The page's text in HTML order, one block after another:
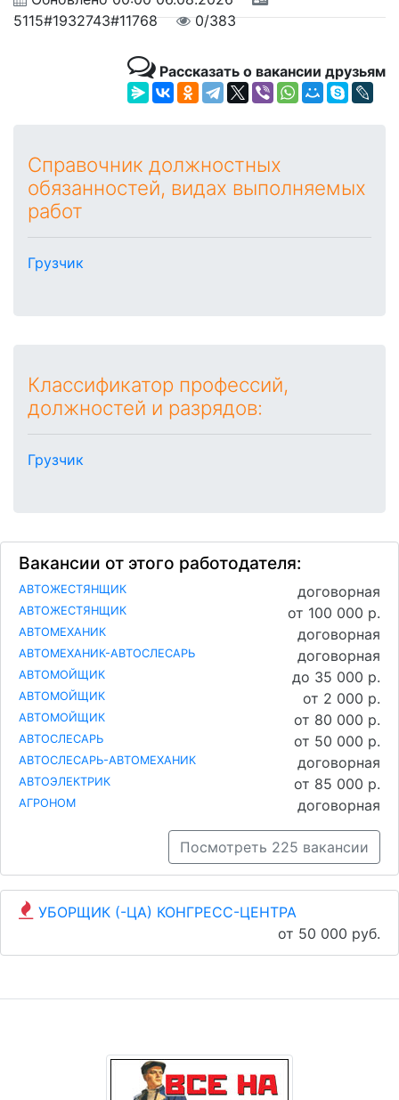
5115#1932743#11768
0/383
Рассказать о вакансии друзьям
Справочник должностных
обязанностей, видах выполняемых
работ
Грузчик
Классификатор профессий,
должностей и разрядов:
Грузчик
Вакансии от этого работодателя:
АВТОЖЕСТЯНЩИК договорная
АВТОЖЕСТЯНЩИК от 100 000 р.
АВТОМЕХАНИК договорная
АВТОМЕХАНИК-АВТОСЛЕСАРЬ договорная
АВТОМОЙЩИК до 35 000 р.
АВТОМОЙЩИК от 2 000 р.
АВТОМОЙЩИК от 80 000 р.
АВТОСЛЕСАРЬ от 50 000 р.
АВТОСЛЕСАРЬ-АВТОМЕХАНИК договорная
АВТОЭЛЕКТРИК от 85 000 р.
АГРОНОМ договорная
Посмотреть 225 вакансии
УБОРЩИК (-ЦА) КОНГРЕСС-ЦЕНТРА
от 50 000 руб.